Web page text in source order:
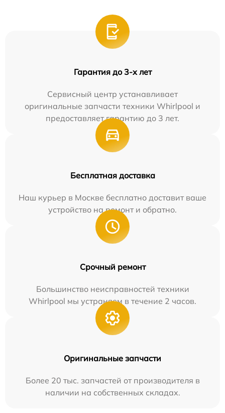
Гарантия до 3-х лет
Сервисный центр устанавливает
оригинальные запчасти техники Whirlpool и
предоставляет гарантию до 3 лет.
Бесплатная доставка
Наш курьер в Москве бесплатно доставит ваше
устройство на ремонт и обратно.
Срочный ремонт
Большинство неисправностей техники
Whirlpool мы устраняем в течение 2 часов.
Оригинальные запчасти
Более 20 тыс. запчастей от производителя в
наличии на собственных складах.